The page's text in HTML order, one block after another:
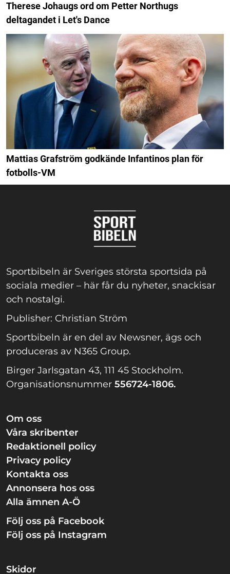
Therese Johaugs ord om Petter Northugs
deltagandet i Let's Dance
Mattias Grafström godkände Infantinos plan för
fotbolls-VM
Sportbibeln är Sveriges största sportsida på
sociala medier – här får du nyheter, snackisar
och nostalgi.
Publisher: Christian Ström
Sportbibeln är en del av Newsner, ägs och
produceras av N365 Group.
Birger Jarlsgatan 43, 111 45 Stockholm.
Organisationsnummer 556724-1806.
Om oss
Våra skribenter
Redaktionell policy
Privacy policy
Kontakta oss
Annonsera hos oss
Alla ämnen A-Ö
Följ oss på Facebook
Följ oss på Instagram
Skidor